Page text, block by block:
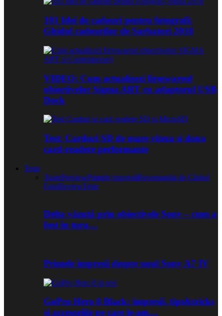
101 Idei de cadouri pentru fotografi:
Ghidul cadourilor de Sarbatori 2018
VIDEO: Cum actualizezi firmwareul
obiectivelor Sigma ART cu adaptorul USB
Dock
Test: Carduri SD de mare viteza si doua
card-readere performante
Teste
ToatePreviewPrimele impresiiRecomandat de Clubul
FotoReviewTeste
Delta văzută prin obiectivele Sony – cum a
fost în tura…
Primele impresii despre noul Sony A7 IV
GoPro Hero 8 Black: impresii, tips&tricks
și accesoriile pe care le-am…